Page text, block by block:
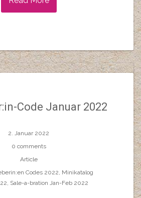
Code Januar 2022
2. Januar 2022
0 comments
Article
Codes 2022, Minikatalog
, Sale-a-bration Jan-Feb 2022